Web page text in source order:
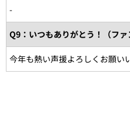
-
Q9：いつもありがとう！（ファ
今年も熱い声援よろしくお願い